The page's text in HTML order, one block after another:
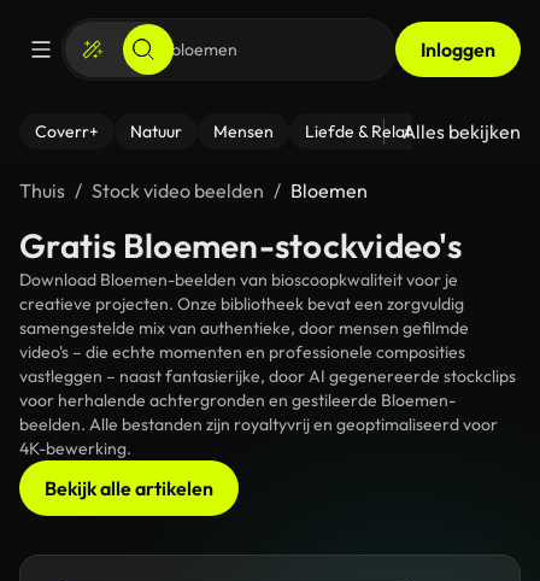
Inloggen
Coverr+ Natuur Mensen Liefde & Relaties - Fitness
Alles bekijken
Thuis Stock video beelden Bloemen
Gratis Bloemen-stockvideo's
Download Bloemen-beelden van bioscoopkwaliteit voor je
creatieve projecten. Onze bibliotheek bevat een zorgvuldig
samengestelde mix van authentieke, door mensen gefilmde
video's – die echte momenten en professionele composities
vastleggen – naast fantasierijke, door AI gegenereerde stockclips
voor herhalende achtergronden en gestileerde Bloemen-
beelden. Alle bestanden zijn royaltyvrij en geoptimaliseerd voor
4K-bewerking.
Bekijk alle artikelen